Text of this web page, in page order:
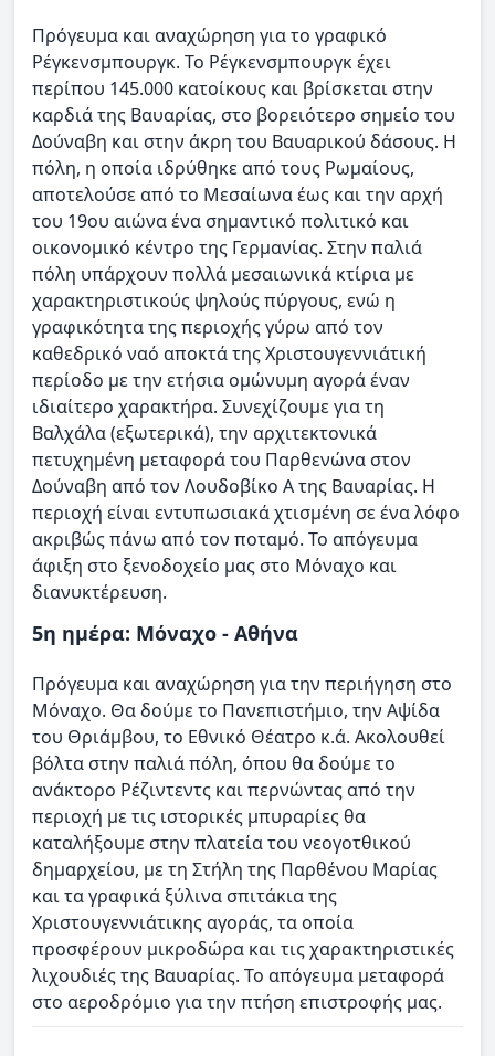
Πρόγευμα και αναχώρηση για το γραφικό
Ρέγκενσμπουργκ. Το Ρέγκενσμπουργκ έχει
περίπου 145.000 κατοίκους και βρίσκεται στην
καρδιά της Βαυαρίας, στο βορειότερο σημείο του
Δούναβη και στην άκρη του Βαυαρικού δάσους. Η
πόλη, η οποία ιδρύθηκε από τους Ρωμαίους,
αποτελούσε από το Μεσαίωνα έως και την αρχή
του 19ου αιώνα ένα σημαντικό πολιτικό και
οικονομικό κέντρο της Γερμανίας. Στην παλιά
πόλη υπάρχουν πολλά μεσαιωνικά κτίρια με
χαρακτηριστικούς ψηλούς πύργους, ενώ η
γραφικότητα της περιοχής γύρω από τον
καθεδρικό ναό αποκτά της Χριστουγεννιάτική
περίοδο με την ετήσια ομώνυμη αγορά έναν
ιδιαίτερο χαρακτήρα. Συνεχίζουμε για τη
Βαλχάλα (εξωτερικά), την αρχιτεκτονικά
πετυχημένη μεταφορά του Παρθενώνα στον
Δούναβη από τον Λουδοβίκο Α της Βαυαρίας. Η
περιοχή είναι εντυπωσιακά χτισμένη σε ένα λόφο
ακριβώς πάνω από τον ποταμό. Το απόγευμα
άφιξη στο ξενοδοχείο μας στο Μόναχο και
διανυκτέρευση.
5η ημέρα: Μόναχο - Αθήνα
Πρόγευμα και αναχώρηση για την περιήγηση στο
Μόναχο. Θα δούμε το Πανεπιστήμιο, την Αψίδα
του Θριάμβου, το Εθνικό Θέατρο κ.ά. Ακολουθεί
βόλτα στην παλιά πόλη, όπου θα δούμε το
ανάκτορο Ρέζιντεντς και περνώντας από την
περιοχή με τις ιστορικές μπυραρίες θα
καταλήξουμε στην πλατεία του νεογοτθικού
δημαρχείου, με τη Στήλη της Παρθένου Μαρίας
και τα γραφικά ξύλινα σπιτάκια της
Χριστουγεννιάτικης αγοράς, τα οποία
προσφέρουν μικροδώρα και τις χαρακτηριστικές
λιχουδιές της Βαυαρίας. Το απόγευμα μεταφορά
στο αεροδρόμιο για την πτήση επιστροφής μας.